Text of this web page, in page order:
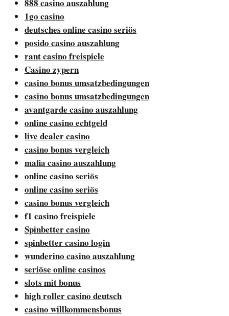
888 casino auszahlung
1go casino
deutsches online casino seriös
posido casino auszahlung
rant casino freispiele
Casino zypern
casino bonus umsatzbedingungen
casino bonus umsatzbedingungen
avantgarde casino auszahlung
online casino echtgeld
live dealer casino
casino bonus vergleich
mafia casino auszahlung
online casino seriös
online casino seriös
casino bonus vergleich
f1 casino freispiele
Spinbetter casino
spinbetter casino login
wunderino casino auszahlung
seriöse online casinos
slots mit bonus
high roller casino deutsch
casino willkommensbonus